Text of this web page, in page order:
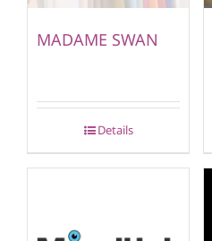
MADAME SWAN
Details